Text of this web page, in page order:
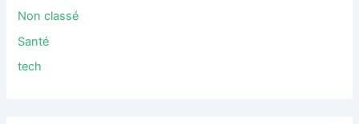
Non classé
Santé
tech